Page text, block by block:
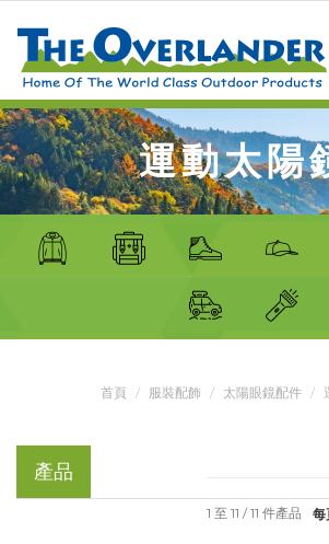
運動太陽
首頁 服裝配飾 太陽眼鏡配件
產品
每
1 至 11 / 11 件產品